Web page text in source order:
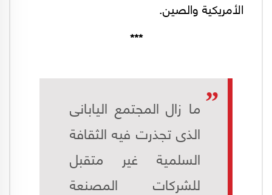
الأمريكية والصين.
***
ما زال المجتمع اليابانى
الذى تجذرت فيه الثقافة
السلمية غير متقبل
للشركات المصنعة